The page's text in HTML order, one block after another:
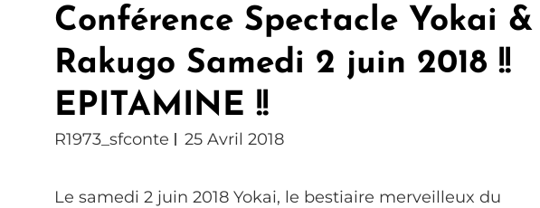
Conférence Spectacle Yokai &
Rakugo Samedi 2 juin 2018 !!
EPITAMINE !!
R1973_sfconte 25 Avril 2018
Le samedi 2 juin 2018 Yokai, le bestiaire merveilleux du